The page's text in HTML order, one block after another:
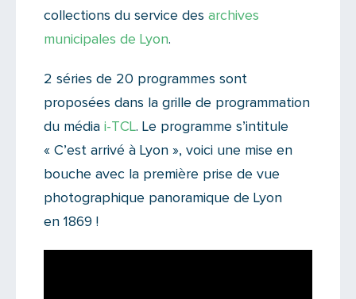
collections du service des archives
municipales de Lyon.
2 séries de 20 programmes sont
proposées dans la grille de programmation
du média i-TCL. Le programme s’intitule
« C’est arrivé à Lyon », voici une mise en
bouche avec la première prise de vue
photographique panoramique de Lyon
en 1869 !